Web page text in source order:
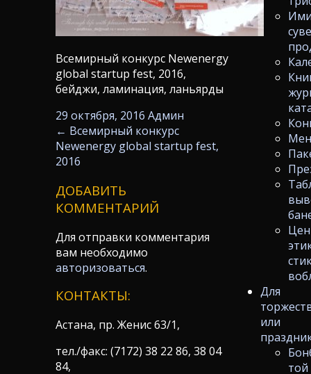
Для
или
той
Всемирный конкурс Newenergy
global startup fest, 2016,
бейджи, ламинация, ланьярды
29 октября, 2016 Админ
← Всемирный конкурс
Newenergy global startup fest,
2016
ДОБАВИТЬ
КОММЕНТАРИЙ
Для отправки комментария
вам необходимо
авторизоваться.
КОНТАКТЫ:
Астана, пр. Женис 63/1,
тел./факс: (7172) 38 22 86, 38 04
84,